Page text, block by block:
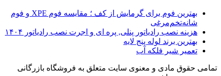
بهترین فوم برای گرمایش از کف ؛ مقایسه فوم XPE و فوم
شانه‌تخم‌مرغی
هزینه نصب رادیاتور پنلی, پره ای و اجرت نصب رادیاتور ۱۴۰۴
بهترین برند لوله پنج لایه
تعمیر شیر فلکه آب
تمامی حقوق مادی و معنوی سایت متعلق به فروشگاه بازرگانی